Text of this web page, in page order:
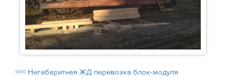
<<< Негабаритная ЖД перевозка блок-модуля